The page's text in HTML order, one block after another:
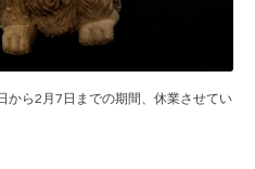
から2月7日までの期間、休業させてい